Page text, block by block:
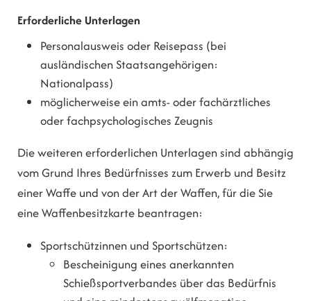
Erforderliche Unterlagen
Personalausweis oder Reisepass (bei
ausländischen Staatsangehörigen:
Nationalpass)
möglicherweise ein amts- oder fachärztliches
oder fachpsychologisches Zeugnis
Die weiteren erforderlichen Unterlagen sind abhängig
vom Grund Ihres Bedürfnisses zum Erwerb und Besitz
einer Waffe und von der Art der Waffen, für die Sie
eine Waffenbesitzkarte beantragen:
Sportschützinnen und Sportschützen:
Bescheinigung eines anerkannten
Schießsportverbandes über das Bedürfnis